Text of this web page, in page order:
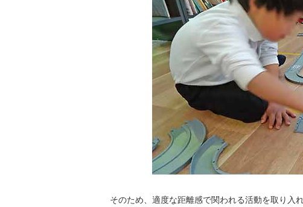
そのため、適度な距離感で関われる活動を取り入